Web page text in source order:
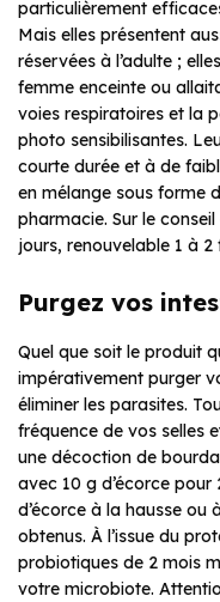
particulièrement
Mais elles présentent
réservées à l’adulte ;
femme enceinte ou
voies respiratoires et la
photo sensibilisantes.
courte durée et à de
en mélange sous forme
pharmacie. Sur le
jours, renouvelable 1 à
Purgez vos
Quel que soit le produit
impérativement purger
éliminer les parasites.
fréquence de vos selles
une décoction de
avec 10 g d’écorce pour
d’écorce à la hausse ou
obtenus. À l’issue du
probiotiques de 2 mois
votre microbiote.